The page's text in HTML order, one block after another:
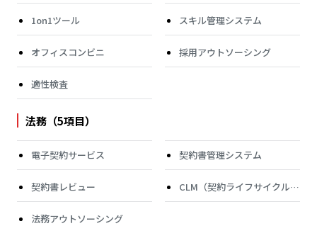
1on1ツール スキル管理システム
オフィスコンビニ 採用アウトソーシング
適性検査
法務（5項目）
電子契約サービス 契約書管理システム
契約書レビュー CLM（契約ライフサイクル管
法務アウトソーシング